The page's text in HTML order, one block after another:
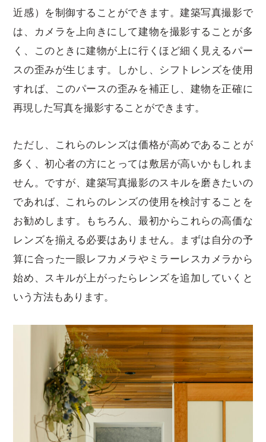
近感）を制御することができます。建築写真撮影で
は、カメラを上向きにして建物を撮影することが多
く、このときに建物が上に行くほど細く見えるパー
スの歪みが生じます。しかし、シフトレンズを使用
すれば、このパースの歪みを補正し、建物を正確に
再現した写真を撮影することができます。
ただし、これらのレンズは価格が高めであることが
多く、初心者の方にとっては敷居が高いかもしれま
せん。ですが、建築写真撮影のスキルを磨きたいの
であれば、これらのレンズの使用を検討することを
お勧めします。もちろん、最初からこれらの高価な
レンズを揃える必要はありません。まずは自分の予
算に合った一眼レフカメラやミラーレスカメラから
始め、スキルが上がったらレンズを追加していくと
いう方法もあります。